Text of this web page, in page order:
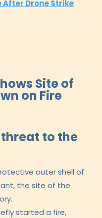
After Drone Strike
Site of
on Fire
to the
outer shell of
the site of the
started a fire,